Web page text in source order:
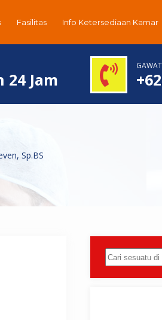
Fasilitas Info Ketersediaan Kamar
24 Jam
Sp.BS
Cari